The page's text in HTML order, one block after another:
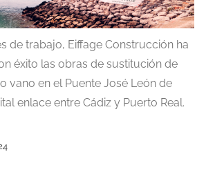
de trabajo, Eiffage Construcción ha
éxito las obras de sustitución de
vano en el Puente José León de
enlace entre Cádiz y Puerto Real.